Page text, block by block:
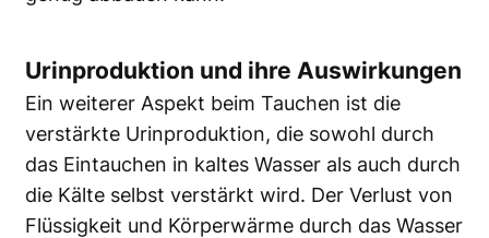
Urinproduktion und ihre Auswirkungen
Ein weiterer Aspekt beim Tauchen ist die
verstärkte Urinproduktion, die sowohl durch
das Eintauchen in kaltes Wasser als auch durch
die Kälte selbst verstärkt wird. Der Verlust von
Flüssigkeit und Körperwärme durch das Wasser